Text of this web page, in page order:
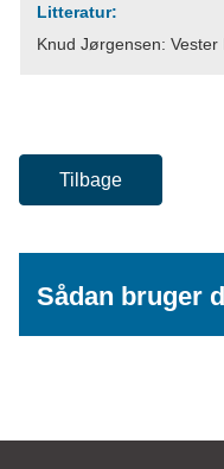
Litteratur:
Knud Jørgensen:
Tilbage
Sådan bruger